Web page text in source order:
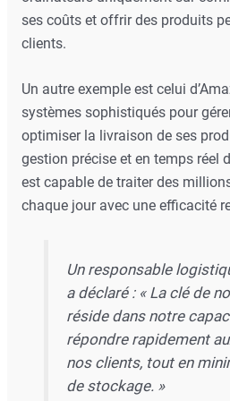
ses coûts et offrir des produits
clients.
Un autre exemple est celui
systèmes sophistiqués pour
optimiser la livraison de ses
gestion précise et en temps réel
est capable de traiter des
chaque jour avec une efficacité
Un responsable
a déclaré : « La clé de
réside dans notre
répondre rapidement
nos clients, tout en
de stockage. »